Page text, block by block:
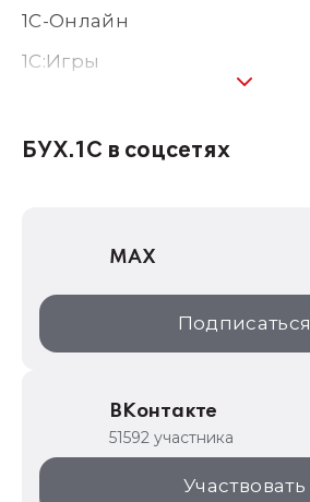
1С-Онлайн
1C:Игры
1С:Консалтинг
1С:Дистрибьюция
1С:Образование
ИТС.1C.ru
1С:Торговая площадка
БУХ.1С в соцсетях
MAX
Подписаться
ВКонтакте
51592 участника
Участвовать